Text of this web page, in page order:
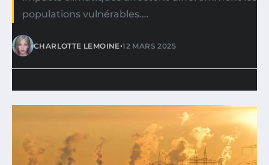
populations vulnérables.…
CHARLOTTE LEMOINE•12 MARS 2025